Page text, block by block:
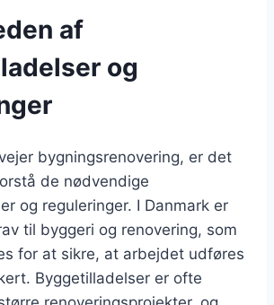
af
og
bygningsrenovering, er det
de nødvendige
og reguleringer. I Danmark er
til byggeri og renovering, som
for at sikre, at arbejdet udføres
Byggetilladelser er ofte